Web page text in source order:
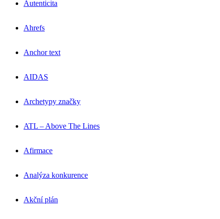
Autenticita
Ahrefs
Anchor text
AIDAS
Archetypy značky
ATL – Above The Lines
Afirmace
Analýza konkurence
Akční plán